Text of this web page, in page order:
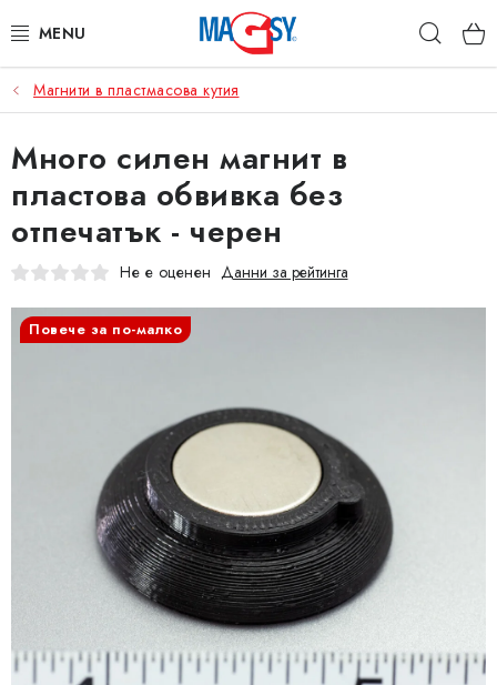
към
ОСНОВНИ КАТЕГОРИИ
МАГНИТНИ ПОСОБИЯ
ИНДУСТРИАЛНИ МАГНИТИ
ДРУГИ МАГНИТИ
НЕРЪЖДАЕМИ МАТЕРИАЛИ
Защита на лични данни
Отказ от договора
Магнити в пластмасова кутия
Много силен магнит в
пластова обвивка без
отпечатък - черен
Не е оценен Данни за рейтинга
Повече за по-малко